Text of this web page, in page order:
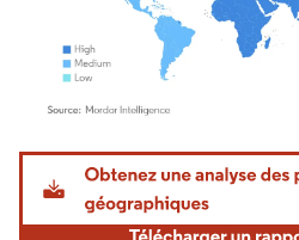
Image © Mordor Intelligence. La